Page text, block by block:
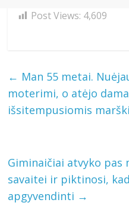
Post Views: 4,609
← Man 55 metai.
moterimi, o atėjo
išsitempusiomis
Giminaičiai atvyko pas
savaitei ir piktinosi,
apgyvendinti →